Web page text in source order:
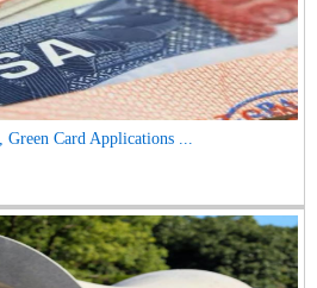
Green Card Applications ...